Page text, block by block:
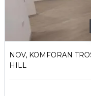
NOV, KOMFORAN
HILL